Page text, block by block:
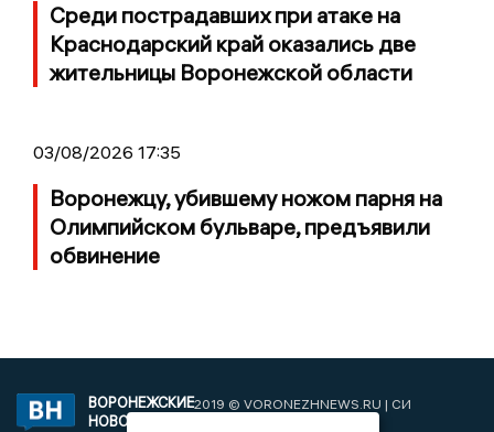
Среди пострадавших при атаке на
Краснодарский край оказались две
жительницы Воронежской области
03/08/2026 17:35
Воронежцу, убившему ножом парня на
Олимпийском бульваре, предъявили
обвинение
ВОРОНЕЖСКИЕ
НОВОСТИ
2019 © VORONEZHNEWS.RU | СИ